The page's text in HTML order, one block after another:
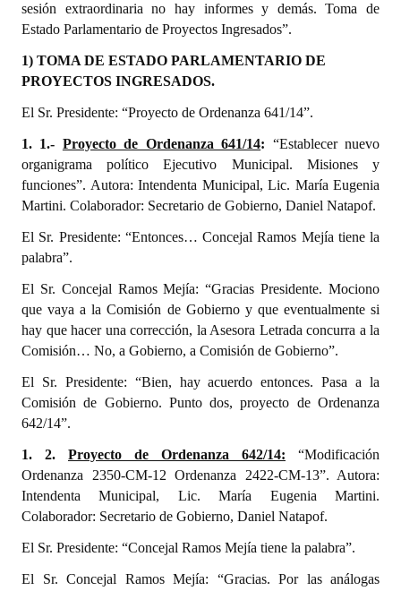
Actas de Sesión
Informes de Unidad Coordinadora
Ejecución Presupuestaria
NORMATIVA
Comunicaciones
Declaraciones
Resoluciones
Resoluciones de Presidencia
INSTITUCIONAL
Antiguos Pobladores
Registros y Distinciones
Datos Históricos
Premio al Mérito - Registro
Audiencias Públicas - Registro
sesión extraordinaria no hay informes y demás. Toma de
Estado Parlamentario de Proyectos Ingresados”.
1) TOMA DE ESTADO PARLAMENTARIO DE
PROYECTOS INGRESADOS.
El Sr. Presidente: “Proyecto de Ordenanza 641/14”.
1. 1.- Proyecto de Ordenanza 641/14: “Establecer nuevo
organigrama político Ejecutivo Municipal. Misiones y
funciones”. Autora: Intendenta Municipal, Lic. María Eugenia
Martini. Colaborador: Secretario de Gobierno, Daniel Natapof.
El Sr. Presidente: “Entonces… Concejal Ramos Mejía tiene la
palabra”.
El Sr. Concejal Ramos Mejía: “Gracias Presidente. Mociono
que vaya a la Comisión de Gobierno y que eventualmente si
hay que hacer una corrección, la Asesora Letrada concurra a la
Comisión… No, a Gobierno, a Comisión de Gobierno”.
El Sr. Presidente: “Bien, hay acuerdo entonces. Pasa a la
Comisión de Gobierno. Punto dos, proyecto de Ordenanza
642/14”.
1. 2. Proyecto de Ordenanza 642/14: “Modificación
Ordenanza 2350-CM-12 Ordenanza 2422-CM-13”. Autora:
Intendenta Municipal, Lic. María Eugenia Martini.
Colaborador: Secretario de Gobierno, Daniel Natapof.
El Sr. Presidente: “Concejal Ramos Mejía tiene la palabra”.
El Sr. Concejal Ramos Mejía: “Gracias. Por las análogas